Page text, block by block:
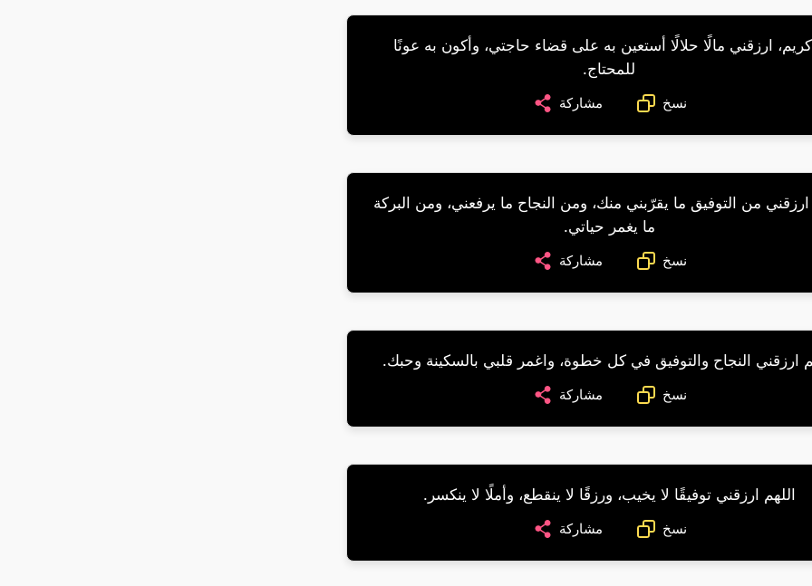
كريم، ارزقني مالًا حلالًا أستعين به على قضاء حاجتي، وأكون به عونًا
للمحتاج.
نسخ مشاركة
ارزقني من التوفيق ما يقرّبني منك، ومن النجاح ما يرفعني، ومن البركة
ما يغمر حياتي.
نسخ مشاركة
ارزقني النجاح والتوفيق في كل خطوة، واغمر قلبي بالسكينة وحبك.
نسخ مشاركة
اللهم ارزقني توفيقًا لا يخيب، ورزقًا لا ينقطع، وأملًا لا ينكسر.
نسخ مشاركة